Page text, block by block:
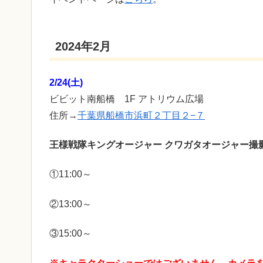
2024年2月
2/24(土)
ビビット南船橋 1F アトリウム広場
住所→千葉県船橋市浜町２丁目２−７
王様戦隊キングオージャー クワガタオージャー撮
①11:00～
②13:00～
③15:00～